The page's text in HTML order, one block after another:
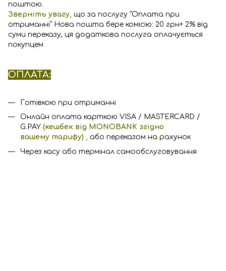
поштою.
Зверніть увагу, що за послугу “Оплата при
отриманні” Нова пошта бере комісію: 20 грн+ 2% від
суми переказу, ця додаткова послуга оплачується
покупцем
ОПЛАТА:
Готівкою при отриманні
Онлайн оплата карткою VISA / MASTERCARD /
G.PAY (кешбек від MONOBANK згідно
вашему тарифу) , або переказом на рахунок
Через касу або термінал самообслуговування